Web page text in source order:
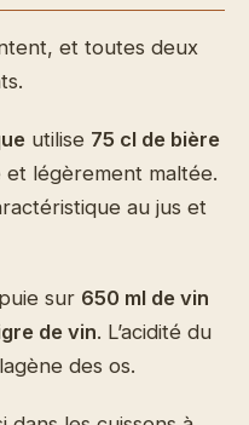
et toutes deux
utilise 75 cl de bière
légèrement maltée.
au jus et
sur 650 ml de vin
de vin. L’acidité du
des os.